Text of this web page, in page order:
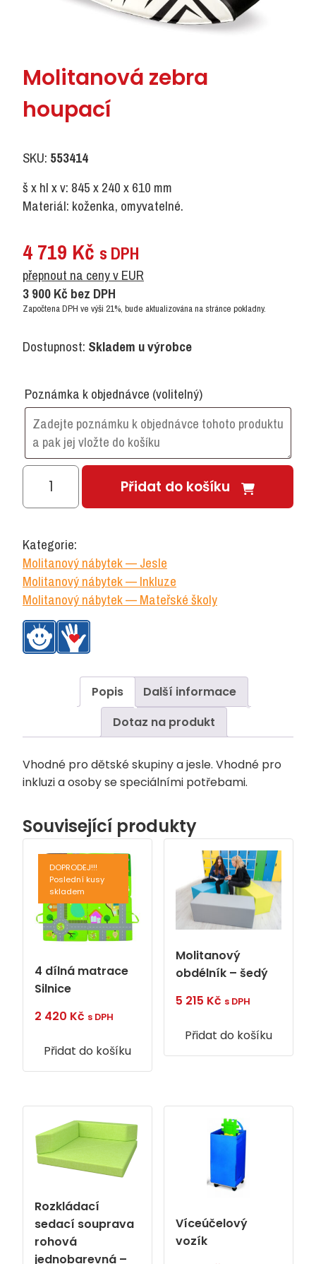
Molitanová zebra
houpací
SKU: 553414
š x hl x v: 845 x 240 x 610 mm
Materiál: koženka, omyvatelné.
4 719 Kč s DPH
přepnout na ceny v EUR
3 900Kč bez DPH
Započtena DPH ve výši 21%, bude aktualizována na stránce pokladny.
Dostupnost: Skladem u výrobce
Poznámka k objednávce (volitelný)
Molitanová
zebra
množství
Přidat do košíku
Kategorie:
Molitanový nábytek — Jesle
Molitanový nábytek — Inkluze
Molitanový nábytek — Mateřské školy
Popis
Další informace
Dotaz na produkt
Vhodné pro dětské skupiny a jesle. Vhodné pro
inkluzi a osoby se speciálními potřebami.
Související produkty
DOPRODEJ!!!
Poslední kusy
skladem
4 dílná matrace
Silnice
2 420 Kč s DPH
Přidat do košíku
Molitanový
obdélník – šedý
5 215 Kč s DPH
Přidat do košíku
Rozkládací
sedací souprava
rohová
jednobarevná –
Víceúčelový
vozík